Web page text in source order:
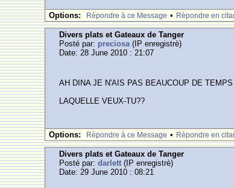
Options: Rèpondre à ce Message • Rèpondre en
Divers plats et Gateaux de Tanger
Posté par: preciosa(IP enregistrè)
Date: 28 June 2010 : 21:07
AH DINA JE N'AIS PAS BEAUCOUP DE
LAQUELLE VEUX-TU??
Options: Rèpondre à ce Message • Rèpondre en
Divers plats et Gateaux de Tanger
Posté par:darlett (IP enregistrè)
Date: 29 June 2010 : 08:21